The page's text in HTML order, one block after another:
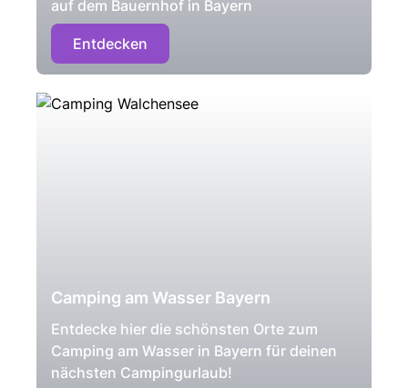
auf dem Bauernhof in Bayern
Entdecken
Camping am Wasser Bayern
Entdecke hier die schönsten Orte zum
Camping am Wasser in Bayern für deinen
nächsten Campingurlaub!